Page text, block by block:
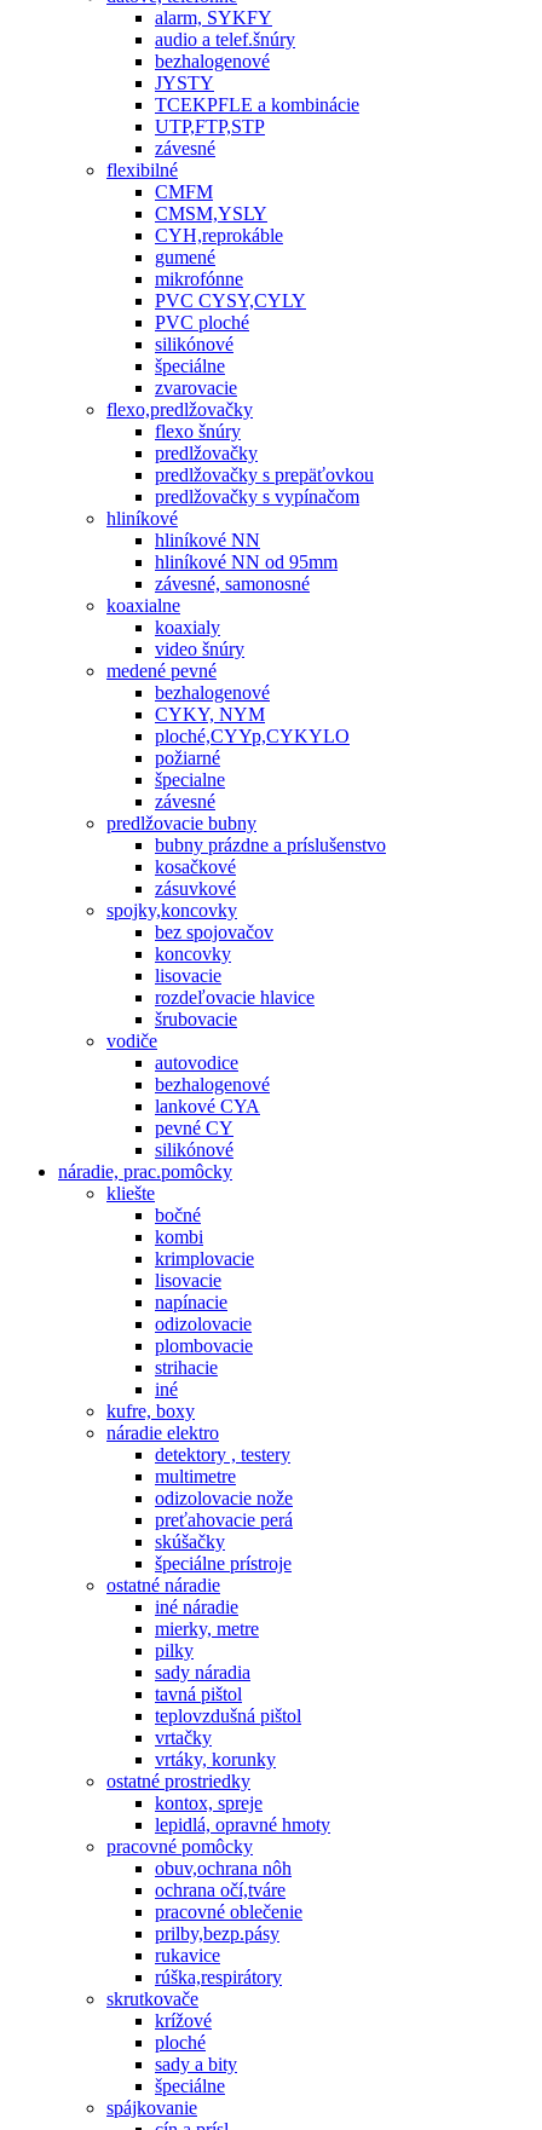
alarm, SYKFY
audio a telef.šnúry
bezhalogenové
JYSTY
TCEKPFLE a kombinácie
UTP,FTP,STP
závesné
flexibilné
CMFM
CMSM,YSLY
CYH,reprokáble
gumené
mikrofónne
PVC CYSY,CYLY
PVC ploché
silikónové
špeciálne
zvarovacie
flexo,predlžovačky
flexo šnúry
predlžovačky
predlžovačky s prepäťovkou
predlžovačky s vypínačom
hliníkové
hliníkové NN
hliníkové NN od 95mm
závesné, samonosné
koaxialne
koaxialy
video šnúry
medené pevné
bezhalogenové
CYKY, NYM
ploché,CYYp,CYKYLO
požiarné
špecialne
závesné
predlžovacie bubny
bubny prázdne a príslušenstvo
kosačkové
zásuvkové
spojky,koncovky
bez spojovačov
koncovky
lisovacie
rozdeľovacie hlavice
šrubovacie
vodiče
autovodice
bezhalogenové
lankové CYA
pevné CY
silikónové
náradie, prac.pomôcky
kliešte
bočné
kombi
krimplovacie
lisovacie
napínacie
odizolovacie
plombovacie
strihacie
iné
kufre, boxy
náradie elektro
detektory , testery
multimetre
odizolovacie nože
preťahovacie perá
skúšačky
špeciálne prístroje
ostatné náradie
iné náradie
mierky, metre
pilky
sady náradia
tavná pištol
teplovzdušná pištol
vrtačky
vrtáky, korunky
ostatné prostriedky
kontox, spreje
lepidlá, opravné hmoty
pracovné pomôcky
obuv,ochrana nôh
ochrana očí,tváre
pracovné oblečenie
prilby,bezp.pásy
rukavice
rúška,respirátory
skrutkovače
krížové
ploché
sady a bity
špeciálne
spájkovanie